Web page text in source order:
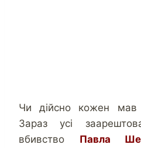
Чи дійсно кожен мав
Зараз усі
вбивство Павла